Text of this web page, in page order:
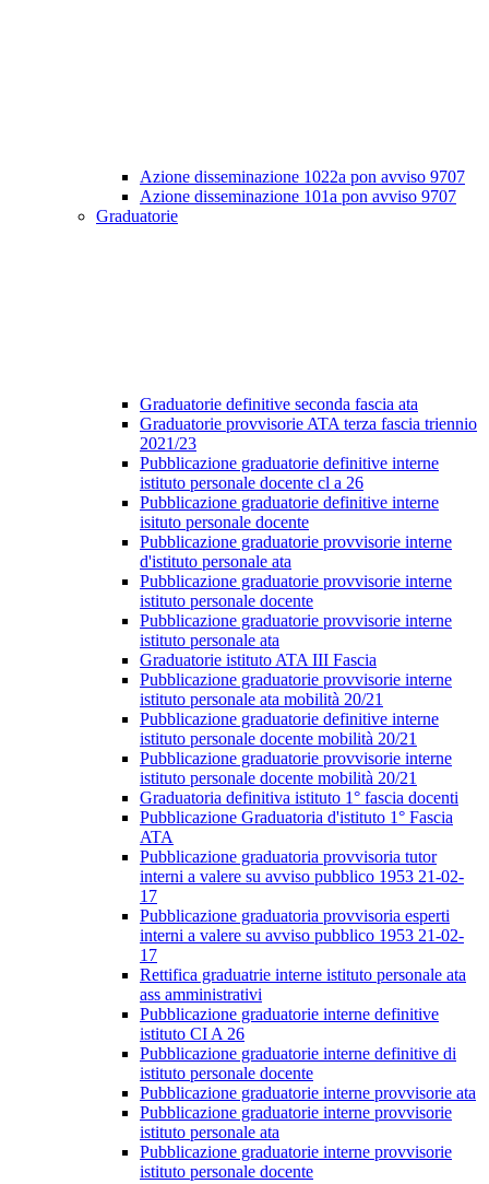
Azione disseminazione 1022a pon avviso 9707
Azione disseminazione 101a pon avviso 9707
Graduatorie
Graduatorie definitive seconda fascia ata
Graduatorie provvisorie ATA terza fascia triennio
2021/23
Pubblicazione graduatorie definitive interne
istituto personale docente cl a 26
Pubblicazione graduatorie definitive interne
isituto personale docente
Pubblicazione graduatorie provvisorie interne
d'istituto personale ata
Pubblicazione graduatorie provvisorie interne
istituto personale docente
Pubblicazione graduatorie provvisorie interne
istituto personale ata
Graduatorie istituto ATA III Fascia
Pubblicazione graduatorie provvisorie interne
istituto personale ata mobilità 20/21
Pubblicazione graduatorie definitive interne
istituto personale docente mobilità 20/21
Pubblicazione graduatorie provvisorie interne
istituto personale docente mobilità 20/21
Graduatoria definitiva istituto 1° fascia docenti
Pubblicazione Graduatoria d'istituto 1° Fascia
ATA
Pubblicazione graduatoria provvisoria tutor
interni a valere su avviso pubblico 1953 21-02-
17
Pubblicazione graduatoria provvisoria esperti
interni a valere su avviso pubblico 1953 21-02-
17
Rettifica graduatrie interne istituto personale ata
ass amministrativi
Pubblicazione graduatorie interne definitive
istituto CI A 26
Pubblicazione graduatorie interne definitive di
istituto personale docente
Pubblicazione graduatorie interne provvisorie ata
Pubblicazione graduatorie interne provvisorie
istituto personale ata
Pubblicazione graduatorie interne provvisorie
istituto personale docente